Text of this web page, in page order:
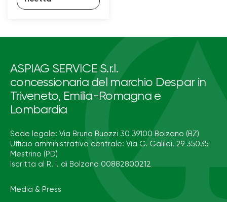
ASPIAG SERVICE S.r.l.
concessionaria del marchio Despar in
Triveneto, Emilia-Romagna e
Lombardia
Sede legale: Via Bruno Buozzi 30 39100 Bolzano (BZ)
Ufficio amministrativo centrale: Via G. Galilei, 29 35035
Mestrino (PD)
Iscritta al R. I. di Bolzano 00882800212
Media & Press